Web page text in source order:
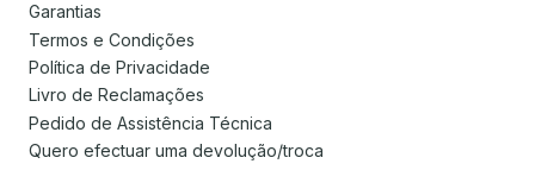
Garantias
Termos e Condições
Política de Privacidade
Livro de Reclamações
Pedido de Assistência Técnica
Quero efectuar uma devolução/troca